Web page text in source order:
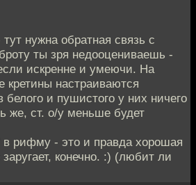
нужна обратная связь с
ты зря недооцениваешь -
искренне и умеючи. На
кретины настраиваются
белого и пушистого у них ничего
же, ст. о/у меньше будет
в рифму - это и правда хорошая
конечно. :) (любит ли